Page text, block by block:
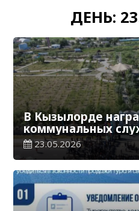
ДЕНЬ:
В Кызылорде
коммунальных
23.05.2026